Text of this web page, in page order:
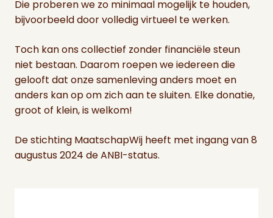
Die proberen we zo minimaal mogelijk te houden,
bijvoorbeeld door volledig virtueel te werken.
Toch kan ons collectief zonder financiële steun
niet bestaan. Daarom roepen we iedereen die
gelooft dat onze samenleving anders moet en
anders kan op om zich aan te sluiten. Elke donatie,
groot of klein, is welkom!
De stichting MaatschapWij heeft met ingang van 8
augustus 2024 de ANBI-status.